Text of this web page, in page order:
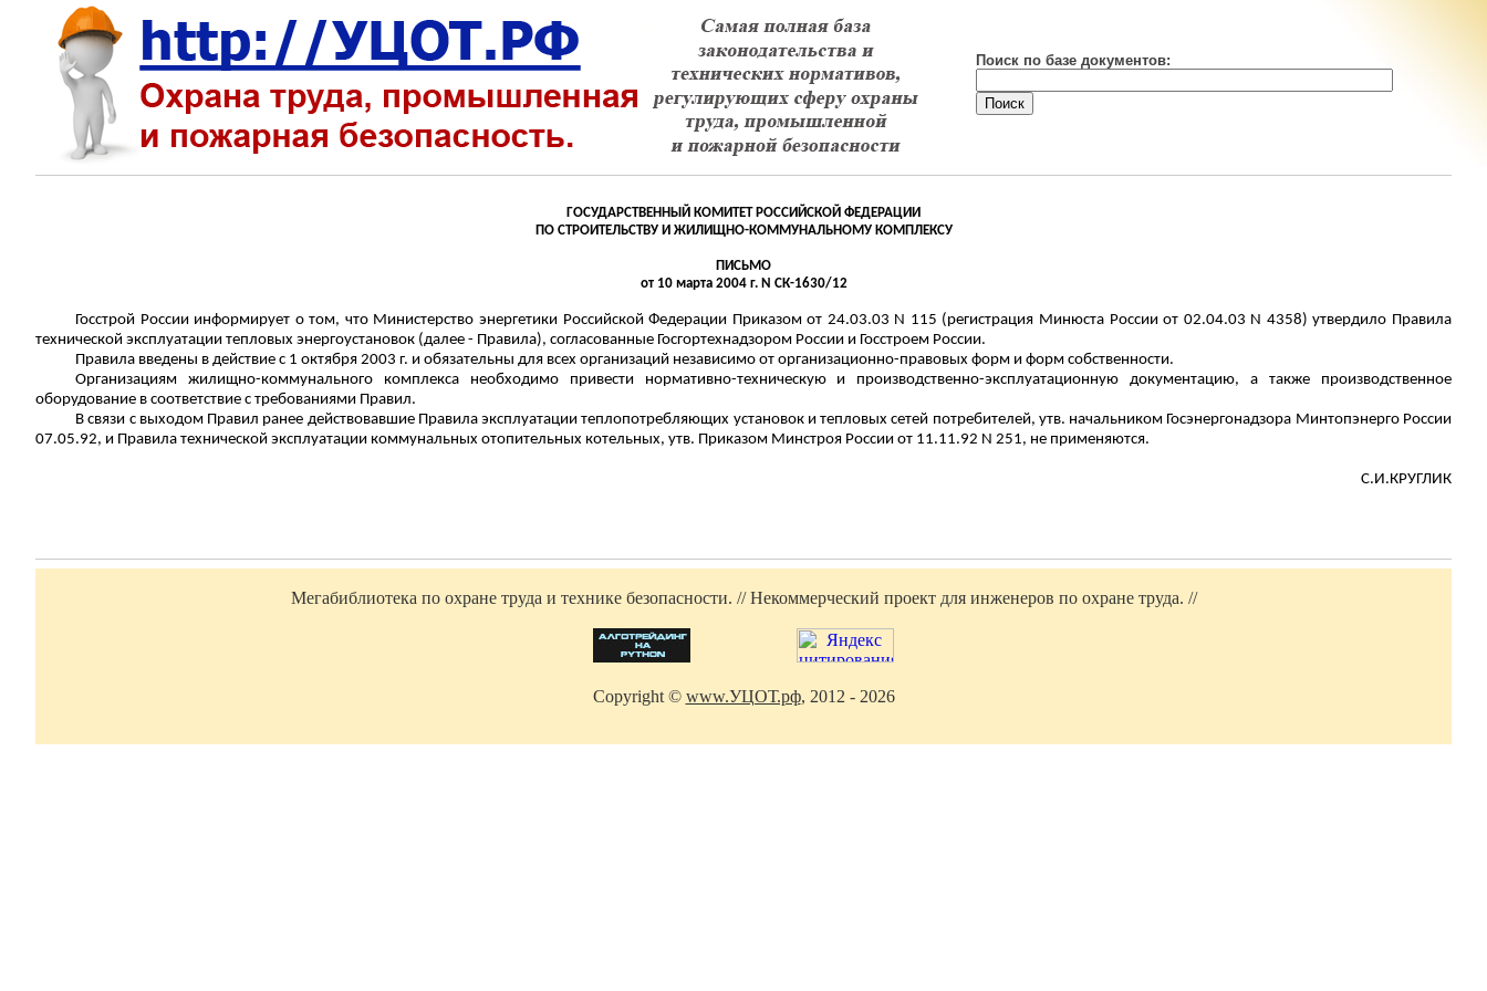
Поиск по базе документов:
ГОСУДАРСТВЕННЫЙ КОМИТЕТ РОССИЙСКОЙ ФЕДЕРАЦИИ
ПО СТРОИТЕЛЬСТВУ И ЖИЛИЩНО-КОММУНАЛЬНОМУ КОМПЛЕКСУ
ПИСЬМО
от 10 марта 2004 г. N СК-1630/12
Госстрой России информирует о том, что Министерство энергетики Российской Федерации Приказом от 24.03.03 N 115 (регистрация Минюста России от 02.04.03 N 4358) утвердило Правила
технической эксплуатации тепловых энергоустановок (далее - Правила), согласованные Госгортехнадзором России и Госстроем России.
Правила введены в действие с 1 октября 2003 г. и обязательны для всех организаций независимо от организационно-правовых форм и форм собственности.
Организациям жилищно-коммунального комплекса необходимо привести нормативно-техническую и производственно-эксплуатационную документацию, а также производственное
оборудование в соответствие с требованиями Правил.
Всвязи с выходом Правил ранее действовавшие Правила эксплуатациитеплопотребляющих установок и тепловых сетей потребителей, утв. начальником Госэнергонадзора Минтопэнерго России
07.05.92, и Правила технической эксплуатации коммунальных отопительных котельных, утв. Приказом Минстроя России от 11.11.92 N 251, не применяются.
С.И.КРУГЛИК
Мегабиблиотека по охране труда и технике безопасности. // Некоммерческий проект для инженеров по охране труда. //
Copyright © www.УЦОТ.рф, 2012 - 2026